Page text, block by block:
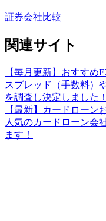
証券会社比較
関連サイト
【毎月更新】おすすめ
スプレッド（手数料）
を調査し決定しました！
【最新】カードローン
人気のカードローン会
ます！